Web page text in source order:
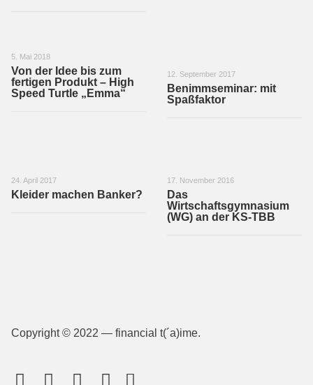
5. Mai 2018
Von der Idee bis zum
fertigen Produkt – High
Speed Turtle „Emma“
12. September 2017
Benimmseminar: mit
Spaßfaktor
24. April 2017
Kleider machen Banker?
17. November 2016
Das
Wirtschaftsgymnasium
(WG) an der KS-TBB
Copyright © 2022 — financial t(´a)ime.